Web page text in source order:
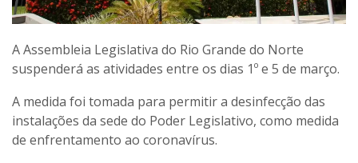
A Assembleia Legislativa do Rio Grande do Norte
suspenderá as atividades entre os dias 1º e 5 de março.
A medida foi tomada para permitir a desinfecção das
instalações da sede do Poder Legislativo, como medida
de enfrentamento ao coronavírus.